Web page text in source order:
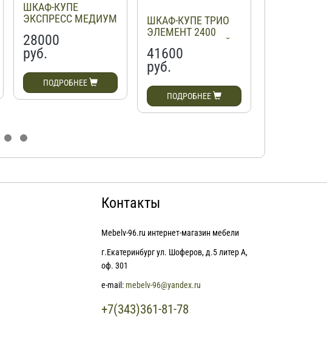
ШКАФ-КУПЕ
ЭКСПРЕСС МЕДИУМ
28000
руб.
ПОДРОБНЕЕ
ШКАФ-КУПЕ ТРИО
ЭЛЕМЕНТ 2400
41600
руб.
ПОДРОБНЕЕ
Контакты
Mebelv-96.ru интернет-магазин мебели
г.Екатеринбург ул. Шоферов, д.5 литер А,
оф. 301
e-mail: mebelv-96@yandex.ru
+7(343)361-81-78